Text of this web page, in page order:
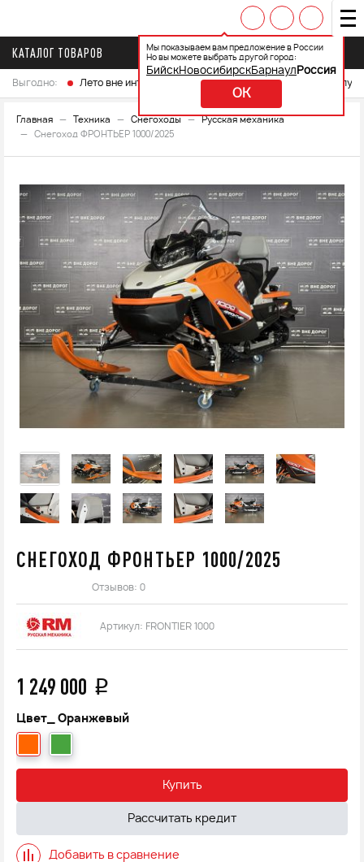
Мы показываем вам предложение в России
Но вы можете выбрать другой город:
БийскНовосибирскБарнаул Россия
OK
КАТАЛОГ ТОВАРОВ
Выгодно: Лето вне интренета Выберите свой мотоцикл и
Главная Техника Снегоходы
Русская механика
Снегоход ФРОНТЬЕР 1000/2025
СНЕГОХОД ФРОНТЬЕР 1000/2025
Отзывов: 0
Артикул: FRONTIER 1000
1 249 000 q
Цвет_ Оранжевый
Купить
Рассчитать кредит
Добавить в сравнение